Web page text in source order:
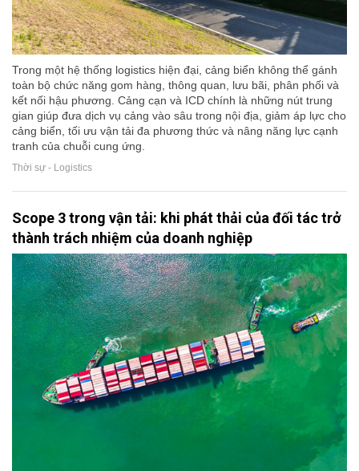
Trong một hệ thống logistics hiện đại, cảng biển không thể gánh
toàn bộ chức năng gom hàng, thông quan, lưu bãi, phân phối và
kết nối hậu phương. Cảng cạn và ICD chính là những nút trung
gian giúp đưa dịch vụ cảng vào sâu trong nội địa, giảm áp lực cho
cảng biển, tối ưu vận tải đa phương thức và nâng năng lực cạnh
tranh của chuỗi cung ứng.
Thời sự - Logistics
Scope 3 trong vận tải: khi phát thải của đối tác trở
thành trách nhiệm của doanh nghiệp